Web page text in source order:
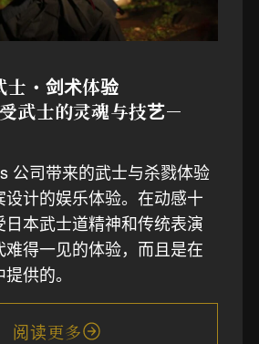
士・剑术体验
武士的灵魂与技艺－
公司带来的武士与杀戮体验
计的娱乐体验。在动感十
日本武士道精神和传统表演
得一见的体验，而且是在
供的。
阅读更多